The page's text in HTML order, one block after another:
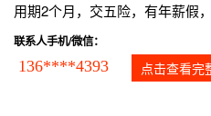
用期2个月，交五险，有年薪假
联系人手机/微信：
136****4393 点击查看完